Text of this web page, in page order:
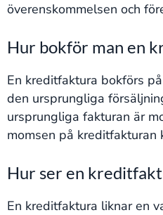
överenskommelsen och
Hur bokför man en
En kreditfaktura bokförs
den ursprungliga
ursprungliga fakturan är
momsen på kreditfakturan
Hur ser en
En kreditfaktura liknar en